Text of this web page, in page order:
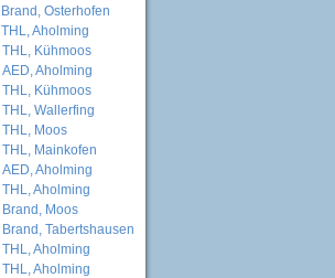
Brand, Osterhofen
THL, Aholming
THL, Kühmoos
AED, Aholming
THL, Kühmoos
THL, Wallerfing
THL, Moos
THL, Mainkofen
AED, Aholming
THL, Aholming
Brand, Moos
Brand, Tabertshausen
THL, Aholming
THL, Aholming